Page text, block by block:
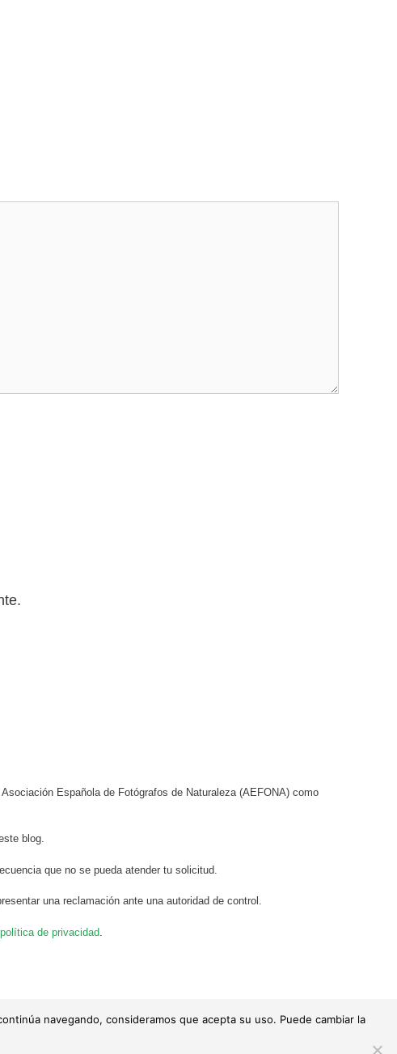
Española de Fotógrafos de Naturaleza (AEFONA) como
blog.
que no se pueda atender tu solicitud.
una reclamación ante una autoridad de control.
política de privacidad
navegando, consideramos que acepta su uso. Puede cambiar la